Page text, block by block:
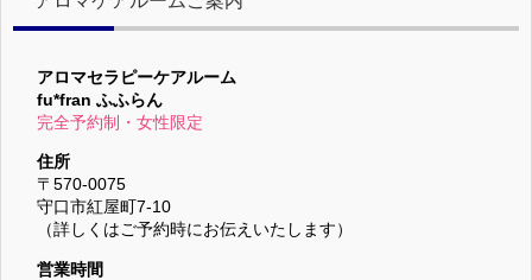
アロマセラピーケアルーム
fu*fran ふふらん
完全予約制・女性限定
住所
〒570-0075
守口市紅屋町7-10
（詳しくはご予約時にお伝えいたします）
営業時間